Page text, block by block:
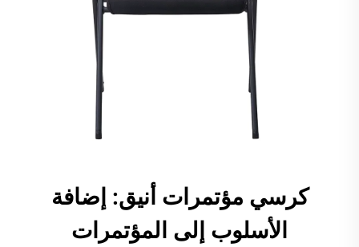
كرسي مؤتمرات أنيق: إضافة
الأسلوب إلى المؤتمرات